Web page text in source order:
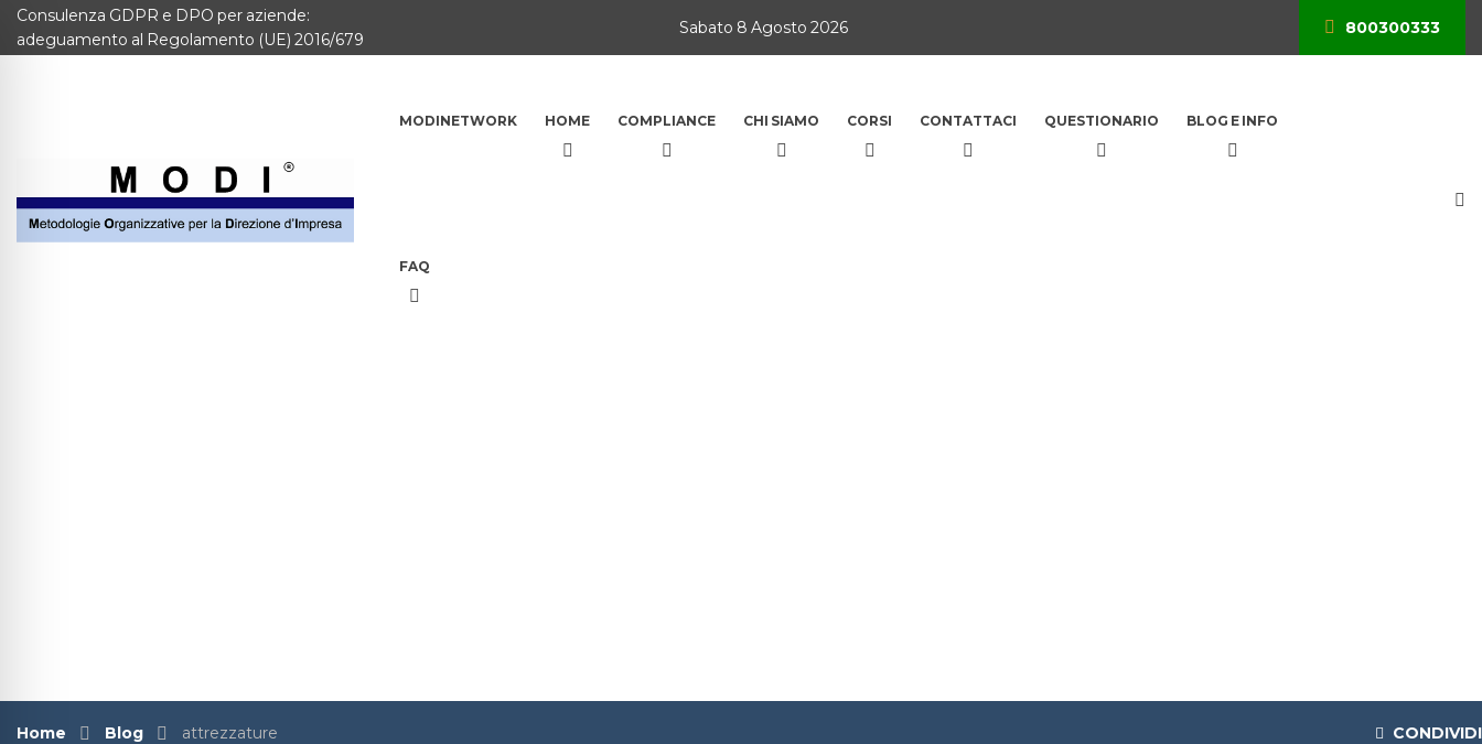
MODINETWORK
Chi Siamo
Corsi
Consulenza GDPR e DPO per aziende:
adeguamento al Regolamento (UE) 2016/679
Sabato 8 Agosto 2026 800300333
MODINETWORK HOME COMPLIANCE CHI SIAMO CORSI CONTATTACI QUESTIONARIO BLOG E INFO
FAQ
Home Blog attrezzature CONDIVIDI